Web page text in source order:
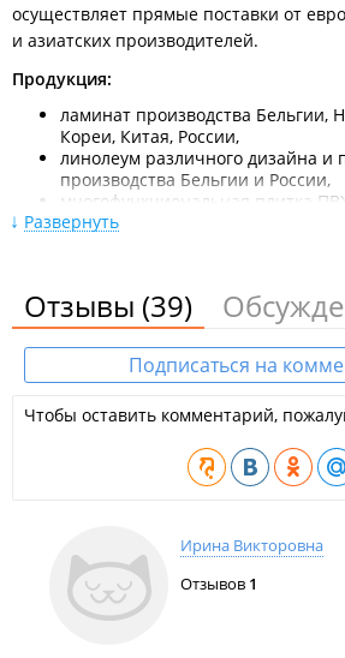
осуществляет прямые поставки от
и азиатских производителей.
Продукция:
ламинат производства Бельгии,
Кореи, Китая, России,
линолеум различного дизайна и
производства Бельгии и России,
многофункциональная плитка
от производителей Кореи,
все необходимое для укладки
плинтусы, пороги, фурнитура,
средства защиты и ухода за
накопительная система для
Развернуть
Отзывы (39)
Подписаться на
Чтобы оставить комментарий,
Ирина Викторовна
Отзывов 1